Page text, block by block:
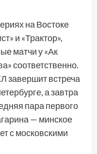
на Востоке
и «Трактор»,
матчи у «Ак
соответственно.
завершит встреча
а завтра
пара первого
— минское
с московскими